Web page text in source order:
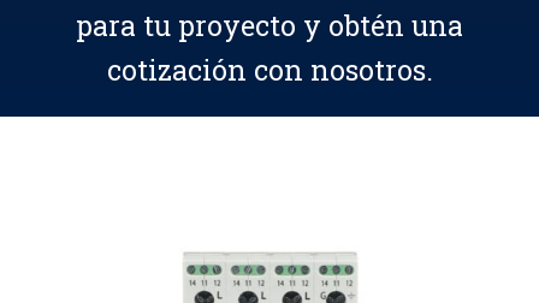
para tu proyecto y obtén una
cotización con nosotros.